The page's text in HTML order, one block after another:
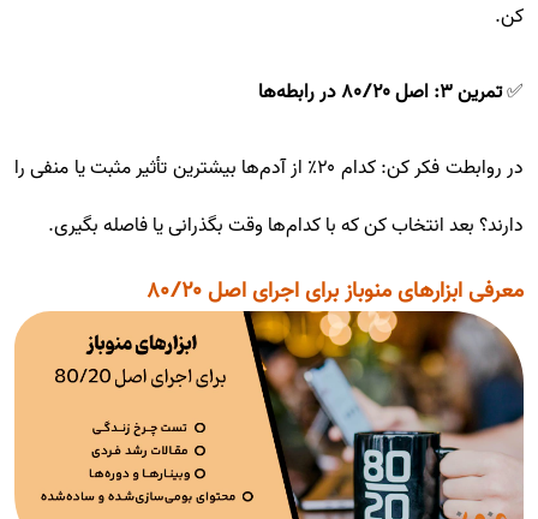
کن.
✅تمرین ۳: اصل ۸۰/۲۰ در رابطه‌ها
در روابطت فکر کن: کدام ۲۰٪ از آدم‌ها بیشترین تأثیر مثبت یا منفی را
دارند؟ بعد انتخاب کن که با کدام‌ها وقت بگذرانی یا فاصله بگیری.
معرفی ابزارهای منوباز برای اجرای اصل ۸۰/۲۰